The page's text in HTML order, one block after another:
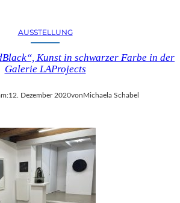
AUSSTELLUNG
Kunst in schwarzer Farbe in der
Galerie LAProjects
12. Dezember 2020vonMichaela Schabel